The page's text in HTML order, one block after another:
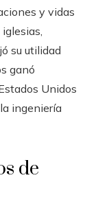
y vidas
su utilidad
ganó
Unidos
ingeniería
de